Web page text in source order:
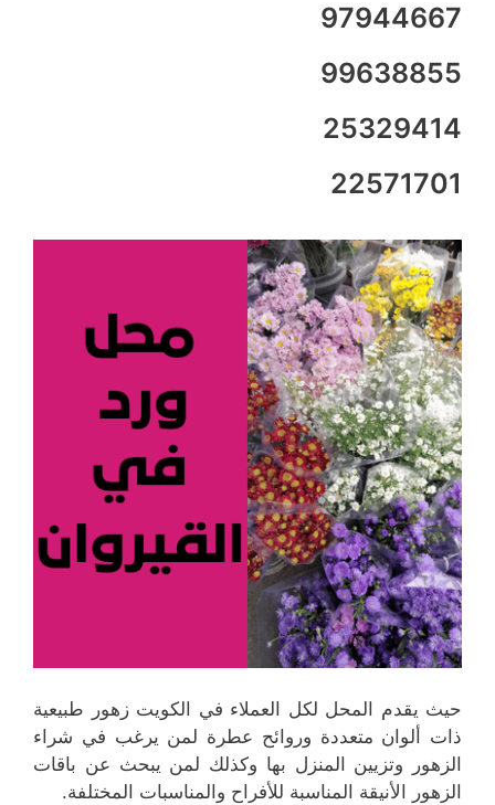
97944667
99638855
25329414
22571701
حيث يقدم المحل لكل العملاء في الكويت زهور طبيعية
ذات ألوان متعددة وروائح عطرة لمن يرغب في شراء
الزهور وتزيين المنزل بها وكذلك لمن يبحث عن باقات
الزهور الأنيقة المناسبة للأفراح والمناسبات المختلفة.